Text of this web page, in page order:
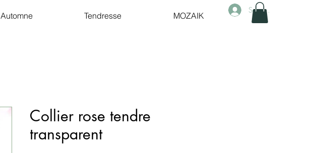
Automne Tendresse MOZAIK
Se connecter
Collier rose tendre
transparent